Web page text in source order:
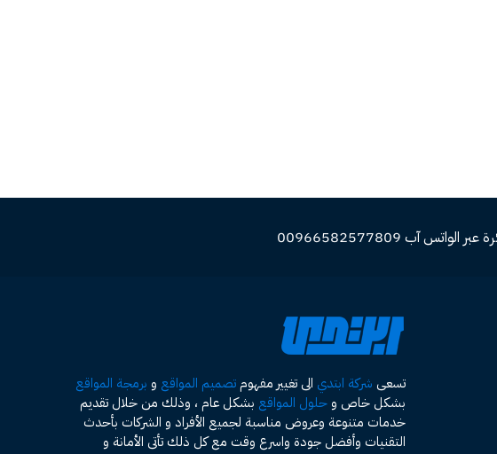
آب 00966582577809
تسعى شركة ابتدي الى تغيير مفهومتصميم المواقع و برمجة المواقع
بشكل خاص وحلول المواقع بشكل عام ، وذلك من خلال تقديم
خدمات متنوعة وعروض مناسبة لجميع الأفراد و الشركات بأحدث
التقنيات وأفضل جودة واسرع وقت مع كل ذلك تأتى الأمانة و